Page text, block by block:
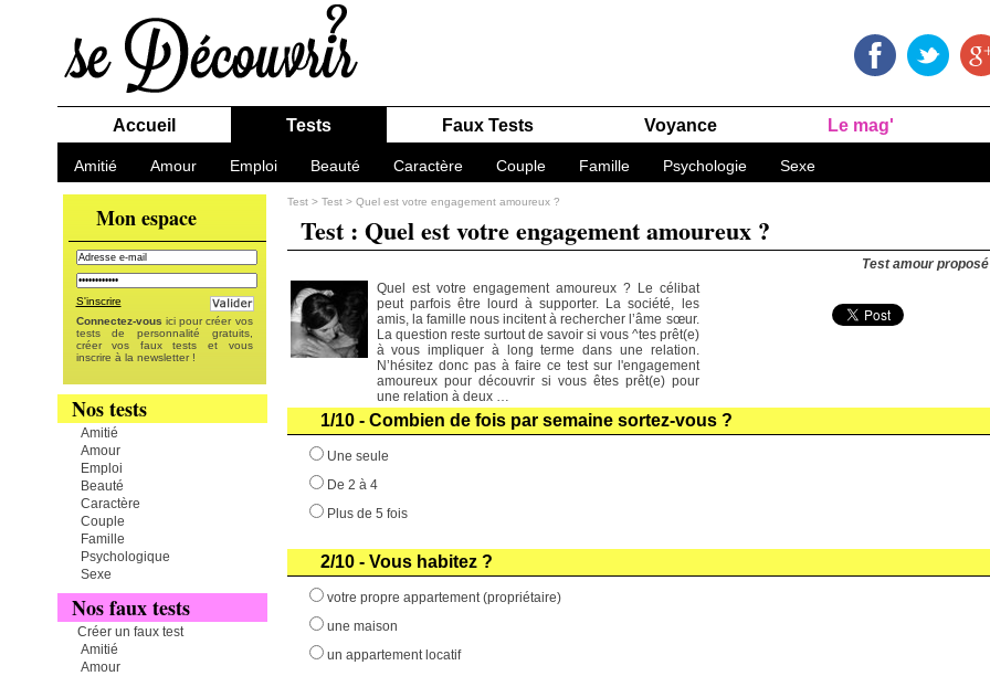
Accueil Tests
Amitié Amour Emploi Beauté Caractère Couple Famille Psychologie Sexe
Faux Tests Voyance Le mag'
Mon espace
S'inscrire
Connectez-vous ici pour créer vos
tests de personnalité gratuits,
créer vos faux tests et vous
inscrire à la newsletter !
Nos tests
Amitié
Amour
Emploi
Beauté
Caractère
Couple
Famille
Psychologique
Sexe
Nos faux tests
Créer un faux test
Amitié
Amour
Test> Test > Quel est votre engagement amoureux ?
Test : Quel est votre engagement amoureux ?
Test amour
Quel est votre engagement amoureux ? Le célibat
peut parfois être lourd à supporter. La société, les
amis, la famille nous incitent à rechercher l’âme sœur.
La question reste surtout de savoir si vous ^tes prêt(e)
à vous impliquer à long terme dans une relation.
N’hésitez donc pas à faire ce test sur l'engagement
amoureux pour découvrir si vous êtes prêt(e) pour
une relation à deux …
1/10 - Combien de fois par semaine sortez-vous ?
Une seule
De 2 à 4
Plus de 5 fois
2/10 - Vous habitez ?
votre propre appartement (propriétaire)
une maison
un appartement locatif